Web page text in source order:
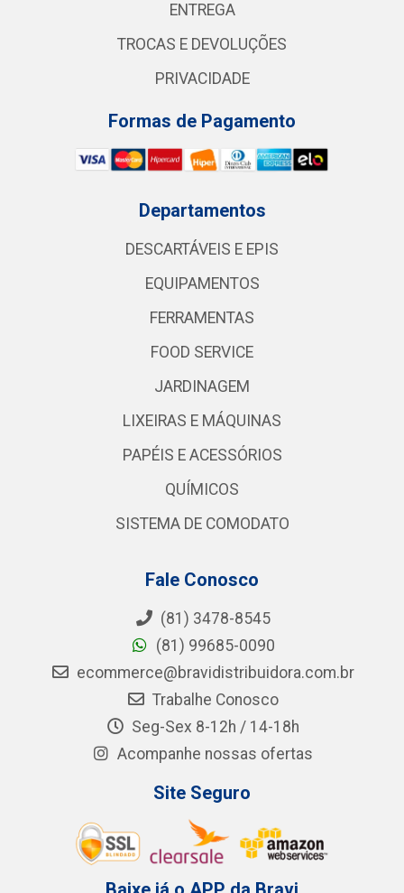
ENTREGA
TROCAS E DEVOLUÇÕES
PRIVACIDADE
Formas de Pagamento
Departamentos
DESCARTÁVEIS E EPIS
EQUIPAMENTOS
FERRAMENTAS
FOOD SERVICE
JARDINAGEM
LIXEIRAS E MÁQUINAS
PAPÉIS E ACESSÓRIOS
QUÍMICOS
SISTEMA DE COMODATO
Fale Conosco
(81) 3478-8545
(81) 99685-0090
ecommerce@bravidistribuidora.com.br
Trabalhe Conosco
Seg-Sex 8-12h / 14-18h
Acompanhe nossas ofertas
Site Seguro